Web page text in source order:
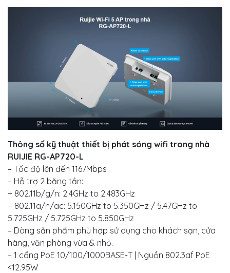
Thông số kỹ thuật thiết bị phát sóng wifi trong nhà
RUIJIE RG-AP720-L
– Tốc độ lên đến 1167Mbps
– Hỗ trợ 2 băng tần:
+ 802.11b/g/n: 2.4GHz to 2.483GHz
+ 802.11a/n/ac: 5.150GHz to 5.350GHz / 5.47GHz to
5.725GHz / 5.725GHz to 5.850GHz
– Dòng sản phẩm phù hợp sử dụng cho khách sạn, cửa
hàng, văn phòng vừa & nhỏ.
– 1 cổng PoE 10/100/1000BASE-T | Nguồn 802.3af PoE
<12.95W